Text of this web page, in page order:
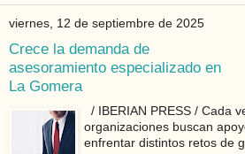
viernes, 12 de septiembre de 2025
Crece la demanda de
asesoramiento especializado en
La Gomera
/ IBERIAN PRESS / Cada
organizaciones buscan
enfrentar distintos retos de